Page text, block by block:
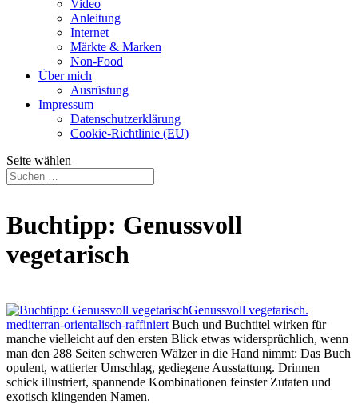
Video
Anleitung
Internet
Märkte & Marken
Non-Food
Über mich
Ausrüstung
Impressum
Datenschutzerklärung
Cookie-Richtlinie (EU)
Seite wählen
Buchtipp: Genussvoll
vegetarisch
Genussvoll vegetarisch.
mediterran-orientalisch-raffiniertBuch und Buchtitel wirken für
manche vielleicht auf den ersten Blick etwas widersprüchlich, wenn
man den 288 Seiten schweren Wälzer in die Hand nimmt: Das Buch
opulent, wattierter Umschlag, gediegene Ausstattung. Drinnen
schick illustriert, spannende Kombinationen feinster Zutaten und
exotisch klingenden Namen.